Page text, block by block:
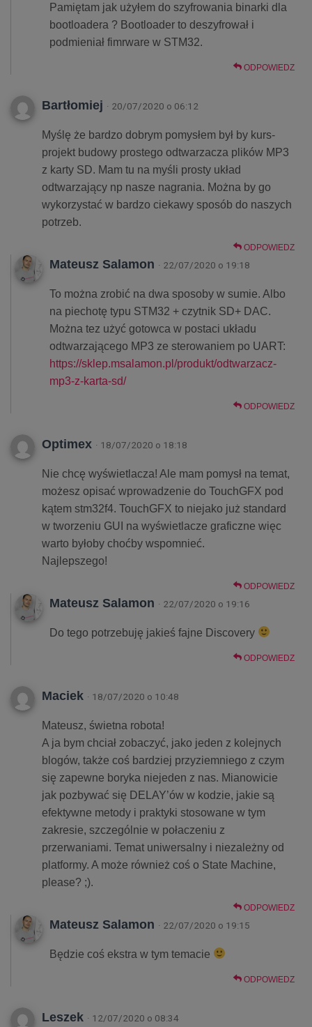
Pamiętam jak użyłem do szyfrowania binarki dla
bootloadera ? Bootloader to deszyfrował i
podmieniał fimrware w STM32.
ODPOWIEDZ
Bartłomiej · 20/07/2020 o 06:12
Myślę że bardzo dobrym pomysłem był by kurs-
projekt budowy prostego odtwarzacza plików MP3
z karty SD. Mam tu na myśli prosty układ
odtwarzający np nasze nagrania. Można by go
wykorzystać w bardzo ciekawy sposób do naszych
potrzeb.
ODPOWIEDZ
Mateusz Salamon · 22/07/2020 o 19:18
To można zrobić na dwa sposoby w sumie. Albo
na piechotę typu STM32 + czytnik SD+ DAC.
Można tez użyć gotowca w postaci układu
odtwarzającego MP3 ze sterowaniem po UART:
https://sklep.msalamon.pl/produkt/odtwarzacz-
mp3-z-karta-sd/
ODPOWIEDZ
Optimex · 18/07/2020 o 18:18
Nie chcę wyświetlacza! Ale mam pomysł na temat,
możesz opisać wprowadzenie do TouchGFX pod
kątem stm32f4. TouchGFX to niejako już standard
w tworzeniu GUI na wyświetlacze graficzne więc
warto byłoby choćby wspomnieć.
Najlepszego!
ODPOWIEDZ
Mateusz Salamon · 22/07/2020 o 19:16
Do tego potrzebuję jakieś fajne Discovery
ODPOWIEDZ
Maciek · 18/07/2020 o 10:48
Mateusz, świetna robota!
A ja bym chciał zobaczyć, jako jeden z kolejnych
blogów, także coś bardziej przyziemniego z czym
się zapewne boryka niejeden z nas. Mianowicie
jak pozbywać się DELAY’ów w kodzie, jakie są
efektywne metody i praktyki stosowane w tym
zakresie, szczególnie w połaczeniu z
przerwaniami. Temat uniwersalny i niezależny od
platformy. A może również coś o State Machine,
please? ;).
ODPOWIEDZ
Mateusz Salamon · 22/07/2020 o 19:15
Będzie coś ekstra w tym temacie
ODPOWIEDZ
Leszek · 12/07/2020 o 08:34